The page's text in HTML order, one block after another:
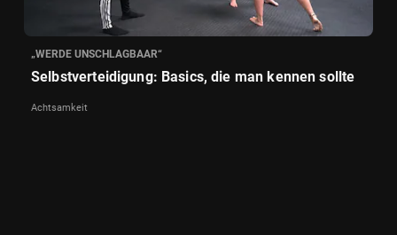
„WERDE UNSCHLAGBAAR“
Selbstverteidigung: Basics, die man kennen sollte
Achtsamkeit